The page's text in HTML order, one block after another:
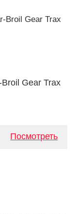
Gear Trax
Посмотреть